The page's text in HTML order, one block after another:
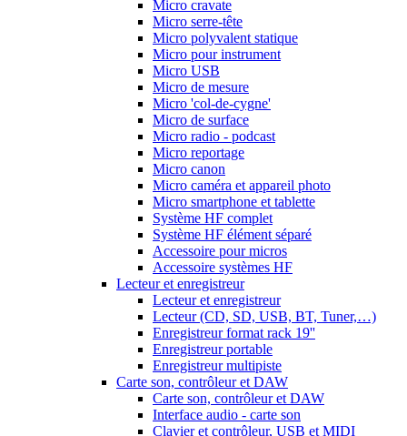
Micro cravate
Micro serre-tête
Micro polyvalent statique
Micro pour instrument
Micro USB
Micro de mesure
Micro 'col-de-cygne'
Micro de surface
Micro radio - podcast
Micro reportage
Micro canon
Micro caméra et appareil photo
Micro smartphone et tablette
Système HF complet
Système HF élément séparé
Accessoire pour micros
Accessoire systèmes HF
Lecteur et enregistreur
Lecteur et enregistreur
Lecteur (CD, SD, USB, BT, Tuner,…)
Enregistreur format rack 19''
Enregistreur portable
Enregistreur multipiste
Carte son, contrôleur et DAW
Carte son, contrôleur et DAW
Interface audio - carte son
Clavier et contrôleur, USB et MIDI